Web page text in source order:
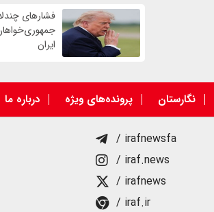
فشارهای
ایران
نگارستان پرونده‌های ویژه درباره ما
/ irafnewsfa
/ iraf.news
/ irafnews
/ iraf.ir